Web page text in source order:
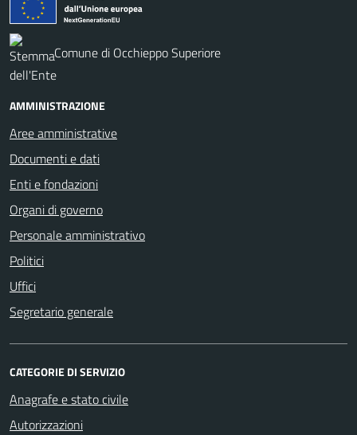
Comune di Occhieppo Superiore
AMMINISTRAZIONE
Aree amministrative
Documenti e dati
Enti e fondazioni
Organi di governo
Personale amministrativo
Politici
Uffici
Segretario generale
CATEGORIE DI SERVIZIO
Anagrafe e stato civile
Autorizzazioni